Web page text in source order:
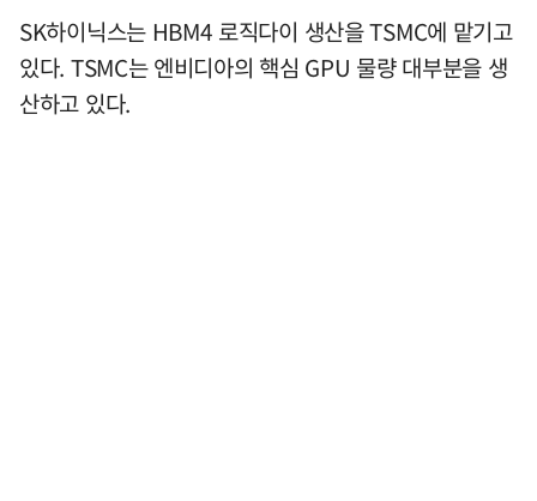
SK하이닉스는 HBM4 로직다이 생산을 TSMC에 맡기고
있다. TSMC는 엔비디아의 핵심 GPU 물량 대부분을 생
산하고 있다.